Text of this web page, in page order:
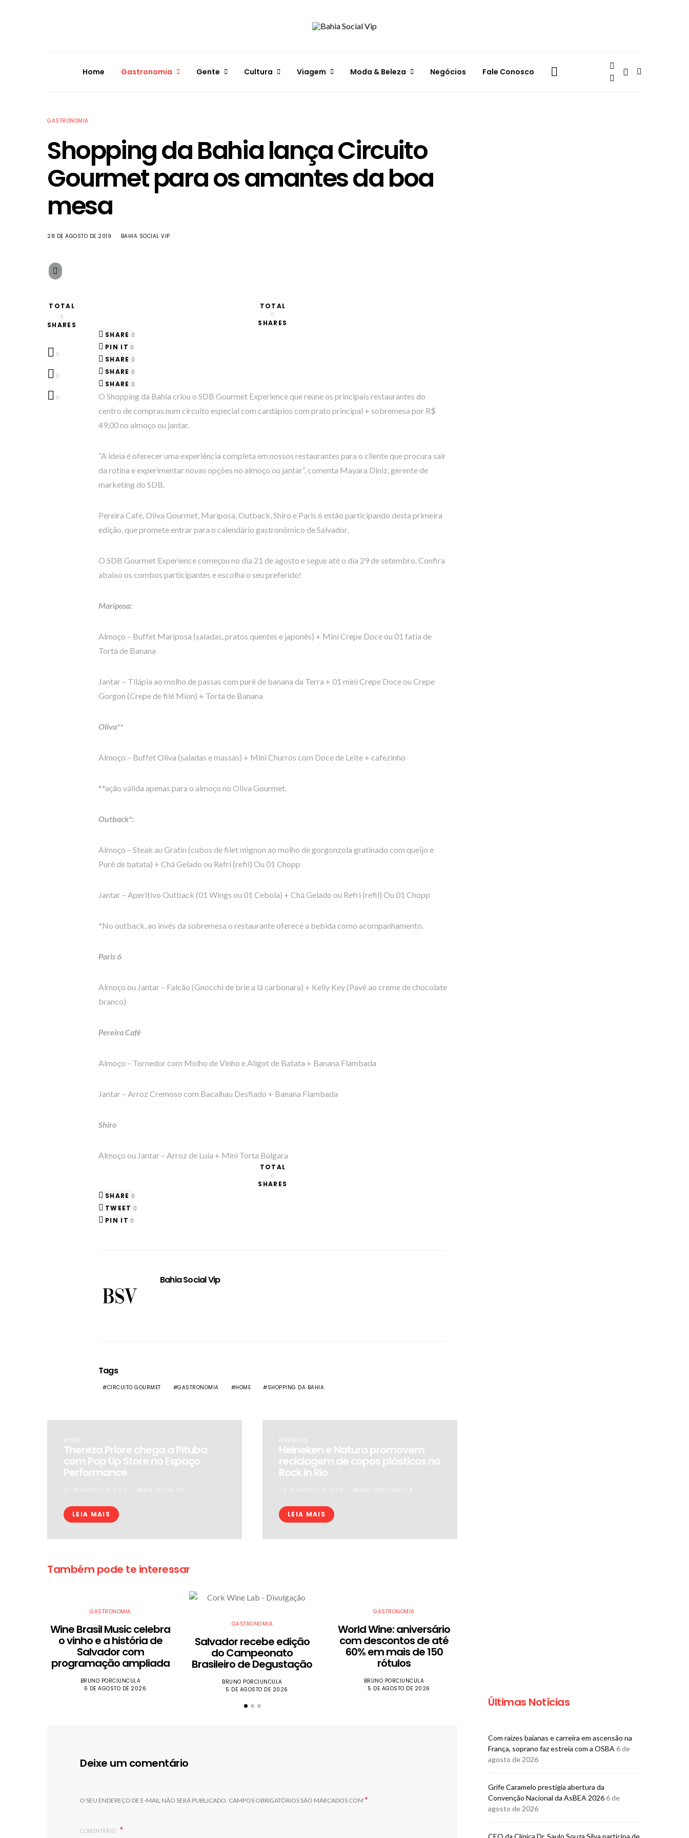
Home Gastronomia Gente Cultura Viagem Moda & Beleza Negócios Fale Conosco
GASTRONOMIA
Shopping da Bahia lança Circuito
Gourmet para os amantes da boa
mesa
28 DE AGOSTO DE 2019 BAHIA SOCIAL VIP
TOTAL
0
SHARES
0
0
0
TOTAL
0
SHARES
SHARE 0
PIN IT 0
SHARE 0
SHARE 0
SHARE 0
O Shopping da Bahia criou o SDB Gourmet Experience que reúne os principais restaurantes do
centro de compras num circuito especial com cardápios com prato principal + sobremesa por R$
49,00 no almoço ou jantar.
“A ideia é oferecer uma experiência completa em nossos restaurantes para o cliente que procura sair
da rotina e experimentar novas opções no almoço ou jantar”, comenta Mayara Diniz, gerente de
marketing do SDB.
Pereira Café, Oliva Gourmet, Mariposa, Outback, Shiro e Paris 6 estão participando desta primeira
edição, que promete entrar para o calendário gastronômico de Salvador.
O SDB Gourmet Experience começou no dia 21 de agosto e segue até o dia 29 de setembro. Confira
abaixo os combos participantes e escolha o seu preferido!
Mariposa:
Almoço – Buffet Mariposa (saladas, pratos quentes e japonês) + Mini Crepe Doce ou 01 fatia de
Torta de Banana
Jantar – Tilápia ao molho de passas com purê de banana da Terra + 01 mini Crepe Doce ou Crepe
Gorgon (Crepe de filé Mion) + Torta de Banana
Oliva**
Almoço – Buffet Oliva (saladas e massas) + Mini Churros com Doce de Leite + cafezinho
**ação válida apenas para o almoço no Oliva Gourmet.
Outback*:
Almoço – Steak au Gratin (cubos de filet mignon ao molho de gorgonzola gratinado com queijo e
Purê de batata) + Chá Gelado ou Refri (refil) Ou 01 Chopp
Jantar – Aperitivo Outback (01 Wings ou 01 Cebola) + Chá Gelado ou Refri (refil) Ou 01 Chopp
*No outback, ao invés da sobremesa o restaurante oferece a bebida como acompanhamento.
Paris 6
Almoço ou Jantar – Falcão (Gnocchi de brie a lá carbonara) + Kelly Key (Pavê ao creme de chocolate
branco)
Pereira Café
Almoço – Tornedor com Molho de Vinho e Aligot de Batata + Banana Flambada
Jantar – Arroz Cremoso com Bacalhau Desfiado + Banana Flambada
Shiro
Almoço ou Jantar – Arroz de Lula + Mini Torta Búlgara
TOTAL
0
SHARES
SHARE 0
TWEET 0
PIN IT 0
Bahia Social Vip
Tags
CIRCUITO GOURMET GASTRONOMIA HOME SHOPPING DA BAHIA
MODA
Thereza Priore chega a Pituba
com Pop Up Store no Espaço
Performance
LEIA MAIS
NEGÓCIOS
Heineken e Natura promovem
reciclagem de copos plásticos no
Rock in Rio
LEIA MAIS
Também pode te interessar
GASTRONOMIA
Wine Brasil Music celebra
o vinho e a história de
Salvador com
programação ampliada
BRUNO PORCIUNCULA
6 DE AGOSTO DE 2026
GASTRONOMIA
​Salvador recebe edição
do Campeonato
Brasileiro de Degustação
BRUNO PORCIUNCULA
5 DE AGOSTO DE 2026
GASTRONOMIA
World Wine: aniversário
com descontos de até
60% em mais de 150
rótulos
BRUNO PORCIUNCULA
5 DE AGOSTO DE 2026
GASTRONOMIA
chef Fabrício Lemos para
almoço exclusivo
BRUNO PORCIUNCULA
sucesso
anos do
Deixe um comentário
O SEU ENDEREÇO DE E-MAIL NÃO SERÁ PUBLICADO. CAMPOS OBRIGATÓRIOS SÃO MARCADOS COM *
COMENTÁRIO
Últimas Notícias
Com raízes baianas e carreira em ascensão na
França, soprano faz estreia com a OSBA 6 de
agosto de 2026
Grife Caramelo prestigia abertura da
Convenção Nacional da AsBEA 20266 de
agosto de 2026
CEO da Clínica Dr. Saulo Souza Silva participa de